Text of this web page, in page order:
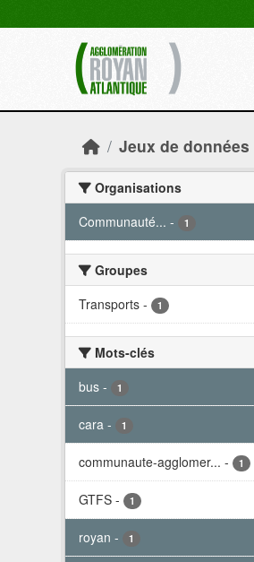
Jeux de données
Organisations
Communauté... - 1
Groupes
Transports - 1
Mots-clés
bus - 1
cara - 1
communaute-agglomer... - 1
GTFS - 1
royan - 1